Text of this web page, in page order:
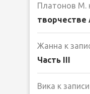
Платонов М.
Жанна к
Часть III
Вика к записи